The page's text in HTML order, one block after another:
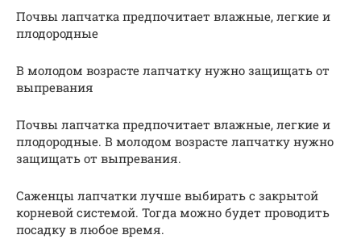
Почвы лапчатка предпочитает влажные, легкие и
плодородные
В молодом возрасте лапчатку нужно защищать от
выпревания
Почвы лапчатка предпочитает влажные, легкие и
плодородные. В молодом возрасте лапчатку нужно
защищать от выпревания.
Саженцы лапчатки лучше выбирать с закрытой
корневой системой. Тогда можно будет проводить
посадку в любое время.